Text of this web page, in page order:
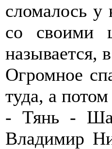
сломалось у
со своими
называется,
Огромное
туда, а
- Тянь -
Владимир